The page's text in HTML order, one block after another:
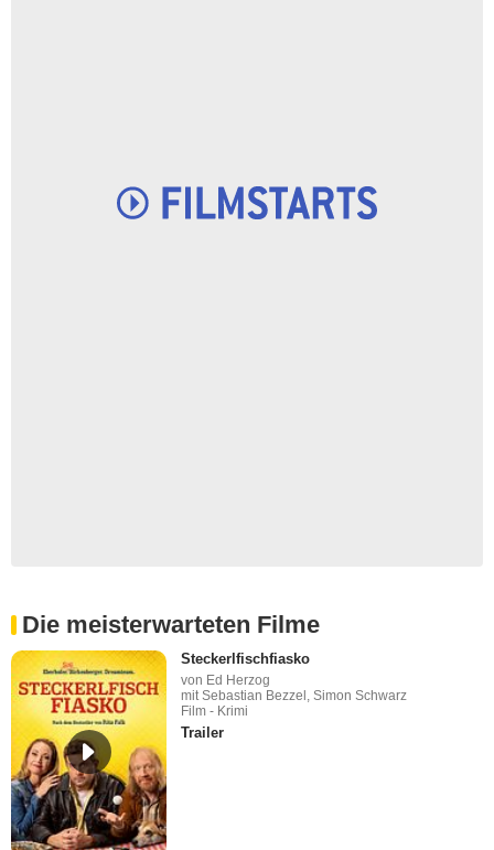
Die meisterwarteten Filme
Steckerlfischfiasko
von Ed Herzog
mit Sebastian Bezzel, Simon Schwarz
Film - Krimi
Trailer